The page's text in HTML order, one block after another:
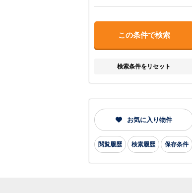
検索条件をリセット
お気に入り物件
閲覧履歴 検索履歴 保存条件